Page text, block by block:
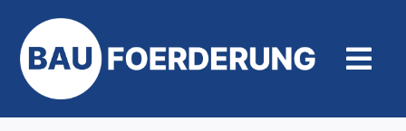
Inhalt
springen